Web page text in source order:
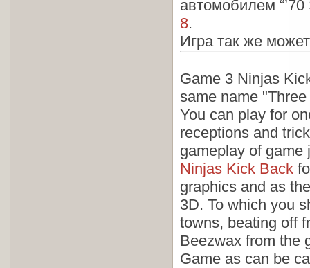
автомобилем
8.
Игра так же
Game 3 Ninjas
same name
You can play for
receptions and
gameplay of
Ninjas Kick Back
graphics and as
3D. To which you
towns, beating off
Beezwax from the
Game as can be